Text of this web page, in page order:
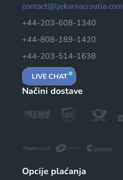
contact@ljekarnacroatia.com
+44-203-608-1340
+44-808-189-1420
+44-203-514-1638
LIVE CHAT
Načini dostave
Opcije plaćanja